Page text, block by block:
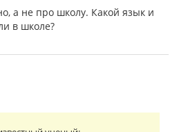
а не про школу. Какой язык и
в школе?